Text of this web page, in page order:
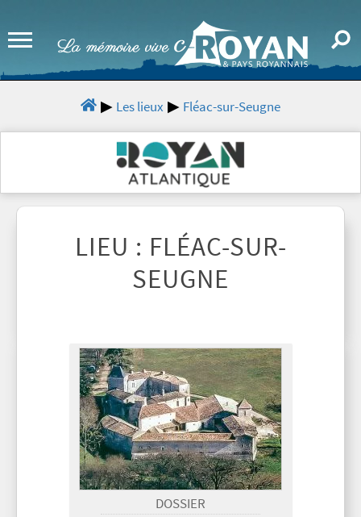
Les lieux Fléac-sur-Seugne
LIEU : FLÉAC-SUR-
SEUGNE
DOSSIER